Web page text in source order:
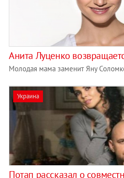
Анита Луценко
Молодая мама заменит Яну
Украина
Потап рассказал о